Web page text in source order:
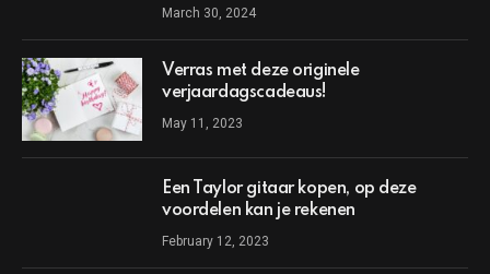
March 30, 2024
Verras met deze originele
verjaardagscadeaus!
May 11, 2023
Een Taylor gitaar kopen, op deze
voordelen kan je rekenen
February 12, 2023